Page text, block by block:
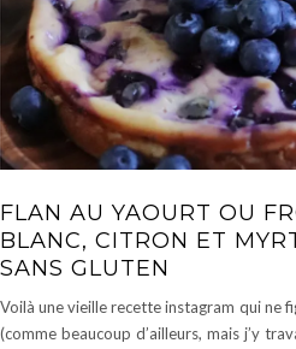
FLAN AU YAOURT OU
BLANC, CITRON ET
SANS GLUTEN
Voilà une vieille recette instagram qui ne
(comme beaucoup d’ailleurs, mais j’y